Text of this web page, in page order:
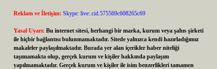
Reklam ve İletişim: Skype: live:.cid.575569c608265c69
Yasal Uyarı: Bu internet sitesi, herhangi bir marka, kurum veya şahıs şirketi
ile hiçbir bağlantısı bulunmamaktadır. Sitede yalnızca kendi hazırladığımız
makaleler paylaşılmaktadır. Burada yer alan içerikler haber niteliği
taşımamakta olup, gerçek kurum ve kişiler hakkında paylaşım
yapılmamaktadır. Gerçek kurum ve kişiler ile isim benzerlikleri tamamen